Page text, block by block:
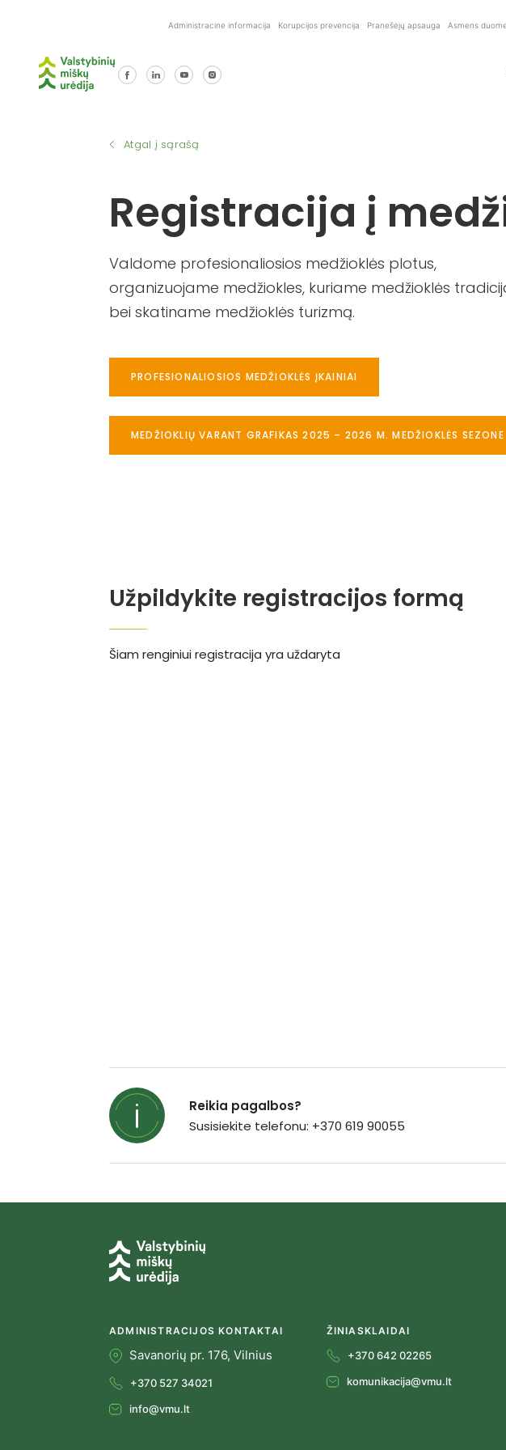
Administracinė informacija Korupcijos prevencija Pranešėjų apsauga Asmens
Atgal į sąrašą
Registracija į
Valdome profesionaliosios medžioklės plotus,
organizuojame medžiokles, kuriame medžioklės
bei skatiname medžioklės turizmą.
PROFESIONALIOSIOS MEDŽIOKLĖS ĮKAINIAI
MEDŽIOKLIŲ VARANT GRAFIKAS 2025 – 2026 M. MEDŽIOKLĖS SEZONE
Užpildykite registracijos formą
Šiam renginiui registracija yra uždaryta
Reikia pagalbos?
Susisiekite telefonu: +370 619 90055
ADMINISTRACIJOS KONTAKTAI
Savanorių pr. 176, Vilnius
+370 527 34021
info@vmu.lt
ŽINIASKLAIDAI
+370 642 02265
komunikacija@vmu.lt